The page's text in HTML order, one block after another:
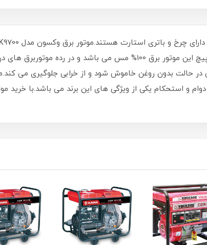
باشد که با استفاده از سیستم هوا و روغن خنک می شود.سیم پیچ این موتور برق
بدون روغن خاموش شود و از خرابی جلوگیری می
می باشد.کیفیت بالا و دوام و استحکام یکی از ویژگی های این برند می